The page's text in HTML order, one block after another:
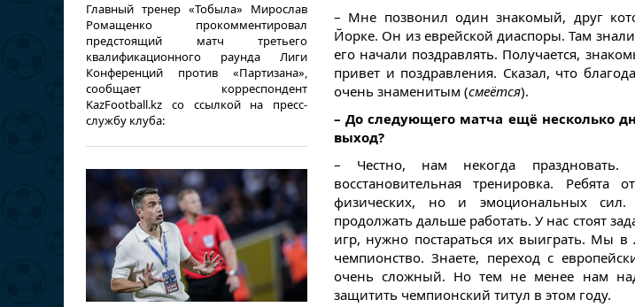
Главный тренер «Тобыла» Мирослав
Ромащенко прокомментировал
предстоящий матч третьего
квалификационного раунда Лиги
Конференций против «Партизана»,
сообщает корреспондент
KazFootball.kz со ссылкой на пресс-
службу клуба:
– Мне позвонил один знакомый, друг
Йорке. Он из еврейской диаспоры. Там
его начали поздравлять. Получается,
привет и поздравления. Сказал, что
очень знаменитым (смеётся).
– До следующего матча ещё несколько
выход?
– Честно, нам некогда праздновать.
восстановительная тренировка.
физических, но и эмоциональных
продолжать дальше работать. У нас стоят
игр, нужно постараться их выиграть. Мы в
чемпионство. Знаете, переход с
очень сложный. Но тем не менее нам
защитить чемпионский титул в этом году.